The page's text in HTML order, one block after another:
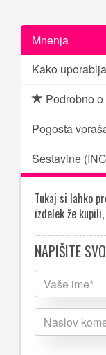
Mnenja
Kako
Podrobno
Pogosta
Sestavine
Tukaj si lahko
izdelek že
NAPIŠITE